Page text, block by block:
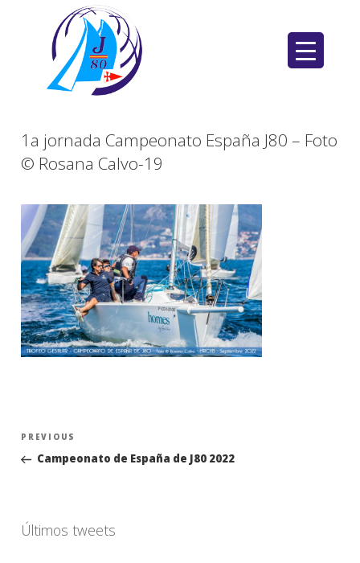
1a jornada Campeonato España J80 – Foto
© Rosana Calvo-19
Navegación
entradas
Previous
Post
PREVIOUS
Campeonato de España de J80 2022
Últimos tweets